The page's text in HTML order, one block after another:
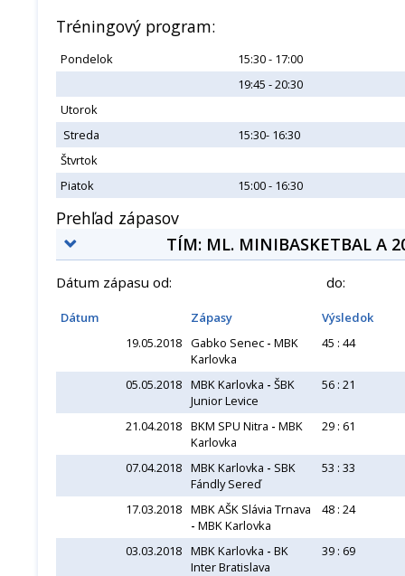
Tréningový program:
Pondelok
15:30 - 17:00
19:45 - 20:30
Utorok
Streda
15:30- 16:30
Štvrtok
Piatok
15:00 - 16:30
Prehľad zápasov
TÍM: ML. MINIBASKETBAL A
Dátum zápasu od: do:
Dátum Zápasy
Výsledok
19.05.2018 Gabko Senec - MBK
Karlovka
45 : 44
05.05.2018 MBK Karlovka - ŠBK
Junior Levice
56 : 21
21.04.2018 BKM SPU Nitra - MBK
Karlovka
29 : 61
07.04.2018 MBK Karlovka - SBK
Fándly Sereď
53 : 33
17.03.2018 MBK AŠK Slávia Trnava
- MBK Karlovka
48 : 24
03.03.2018 MBK Karlovka - BK
Inter Bratislava
39 : 69